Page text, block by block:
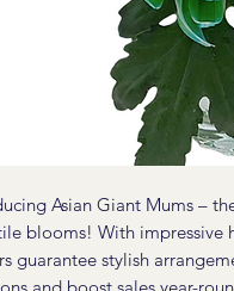
Asian Giant Mums –
blooms! With impressive
guarantee stylish